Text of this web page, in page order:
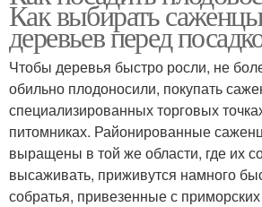
Как выбирать
деревьев перед
Чтобы деревья быстро росли, не
обильно плодоносили, покупать
специализированных торговых
питомниках. Районированные
выращены в той же области, где их
высаживать, приживутся намного
собратья, привезенные с